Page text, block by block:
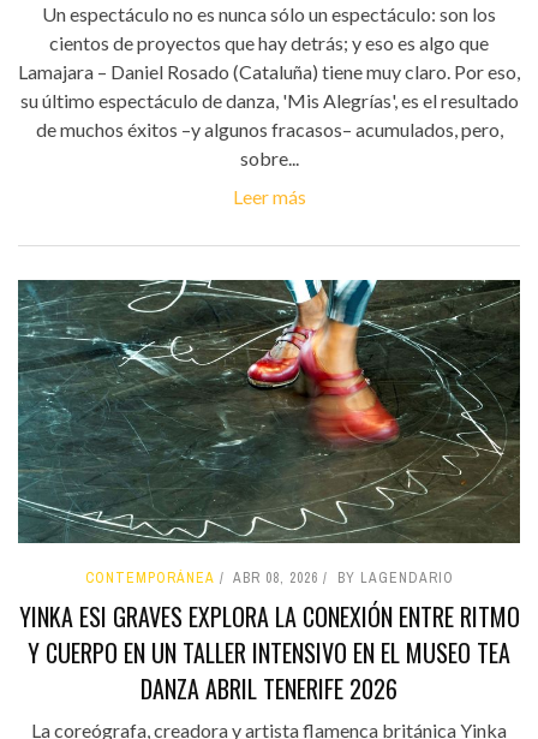
Un espectáculo no es nunca sólo un espectáculo: son los
cientos de proyectos que hay detrás; y eso es algo que
Lamajara – Daniel Rosado (Cataluña) tiene muy claro. Por eso,
su último espectáculo de danza, 'Mis Alegrías', es el resultado
de muchos éxitos –y algunos fracasos– acumulados, pero,
sobre...
Leer más
CONTEMPORÁNEA ABR 08, 2026 BY LAGENDARIO
YINKA ESI GRAVES EXPLORA LA CONEXIÓN ENTRE RITMO
Y CUERPO EN UN TALLER INTENSIVO EN EL MUSEO TEA
DANZA ABRIL TENERIFE 2026
La coreógrafa, creadora y artista flamenca británica Yinka